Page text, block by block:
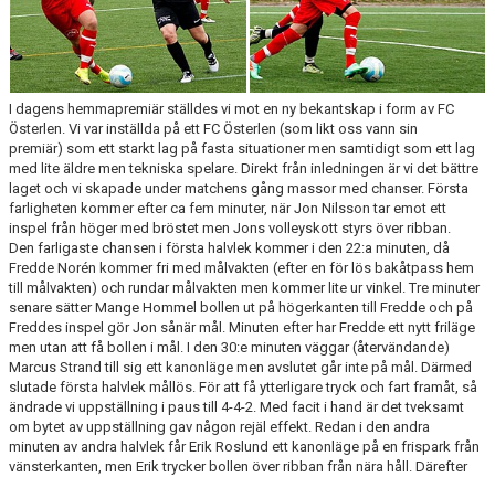
I dagens hemmapremiär ställdes vi mot en ny bekantskap i form av FC
Österlen. Vi var inställda på ett FC Österlen (som likt oss vann sin
premiär) som ett starkt lag på fasta situationer men samtidigt som ett lag
med lite äldre men tekniska spelare. Direkt från inledningen är vi det bättre
laget och vi skapade under matchens gång massor med chanser. Första
farligheten kommer efter ca fem minuter, när Jon Nilsson tar emot ett
inspel från höger med bröstet men Jons volleyskott styrs över ribban.
Den farligaste chansen i första halvlek kommer i den 22:a minuten, då
Fredde Norén kommer fri med målvakten (efter en för lös bakåtpass hem
till målvakten) och rundar målvakten men kommer lite ur vinkel. Tre minuter
senare sätter Mange Hommel bollen ut på högerkanten till Fredde och på
Freddes inspel gör Jon sånär mål. Minuten efter har Fredde ett nytt friläge
men utan att få bollen i mål. I den 30:e minuten väggar (återvändande)
Marcus Strand till sig ett kanonläge men avslutet går inte på mål. Därmed
slutade första halvlek mållös. För att få ytterligare tryck och fart framåt, så
ändrade vi uppställning i paus till 4-4-2. Med facit i hand är det tveksamt
om bytet av uppställning gav någon rejäl effekt. Redan i den andra
minuten av andra halvlek får Erik Roslund ett kanonläge på en frispark från
vänsterkanten, men Erik trycker bollen över ribban från nära håll. Därefter